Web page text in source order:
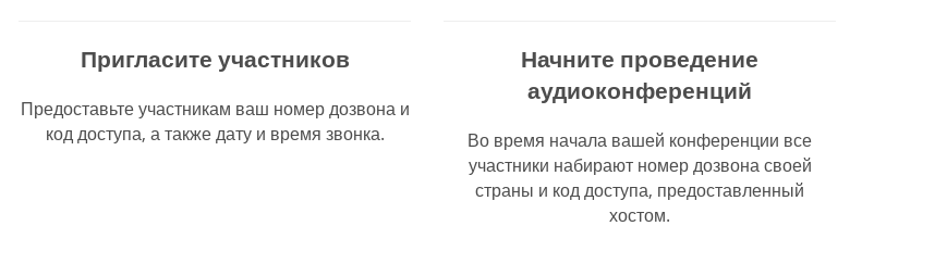
Пригласите участников
Предоставьте участникам ваш номер дозвона и
код доступа, а также дату и время звонка.
Начните проведение
аудиоконференций
Во время начала вашей конференции все
участники набирают номер дозвона своей
страны и код доступа, предоставленный
хостом.